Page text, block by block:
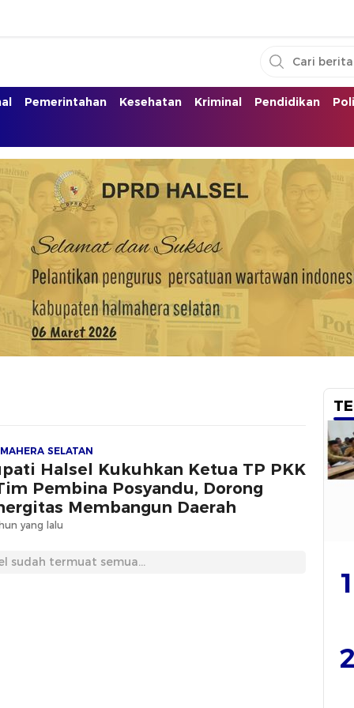
Pemerintahan Kesehatan Kriminal Pendidikan
SELATAN
Halsel Kukuhkan Ketua TP PKK
Pembina Posyandu, Dorong
Membangun Daerah
yang lalu
sudah termuat semua...
1
2